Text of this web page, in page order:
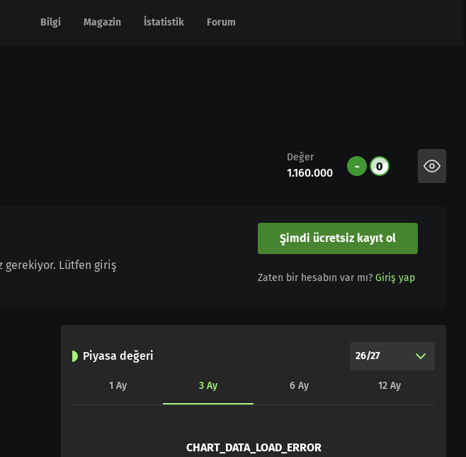
Bilgi Magazin İstatistik Forum
Bilgi Magazin İstatistik Forum
Değer
1.160.000 - 0
gerekiyor. Lütfen giriş
Şimdi ücretsiz kayıt ol
Zaten bir hesabın var mı? Giriş yap
Piyasa değeri 26/27
1 Ay 3 Ay 6 Ay 12 Ay
CHART_DATA_LOAD_ERROR